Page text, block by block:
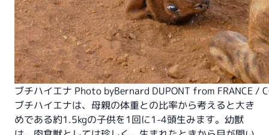
ブチハイエナ Photo byBernard DUPONT from FRANCE /
ブチハイエナは、母親の体重との比率から考えると大き
めである約1.5kgの子供を1回に1-4頭生みます。幼獣